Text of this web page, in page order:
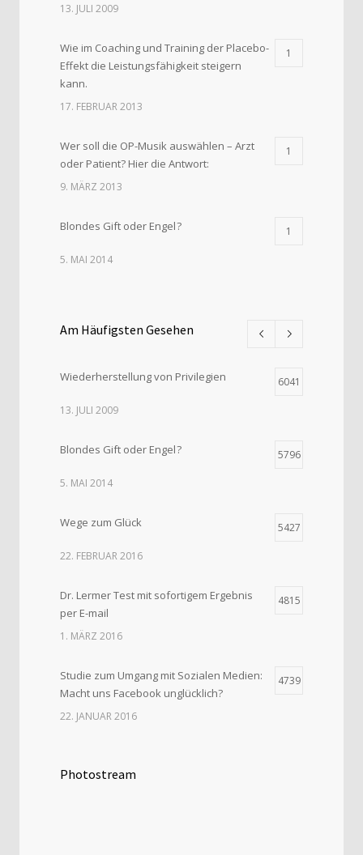
13. JULI 2009
Wie im Coaching und Training der Placebo-
Effekt die Leistungsfähigkeit steigern
kann.
1
17. FEBRUAR 2013
Wer soll die OP-Musik auswählen – Arzt
oder Patient? Hier die Antwort:
1
9. MÄRZ 2013
Blondes Gift oder Engel ? 1
5. MAI 2014
Am Häufigsten Gesehen
Wiederherstellung von Privilegien 6041
13. JULI 2009
Blondes Gift oder Engel ? 5796
5. MAI 2014
Wege zum Glück 5427
22. FEBRUAR 2016
Dr. Lermer Test mit sofortigem Ergebnis
per E-mail
4815
1. MÄRZ 2016
Studie zum Umgang mit Sozialen Medien:
Macht uns Facebook unglücklich?
4739
22. JANUAR 2016
Photostream